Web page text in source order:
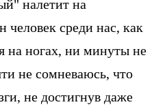
налетит на
среди нас, как
на ногах, ни минуты не
не сомневаюсь, что
не достигнув даже